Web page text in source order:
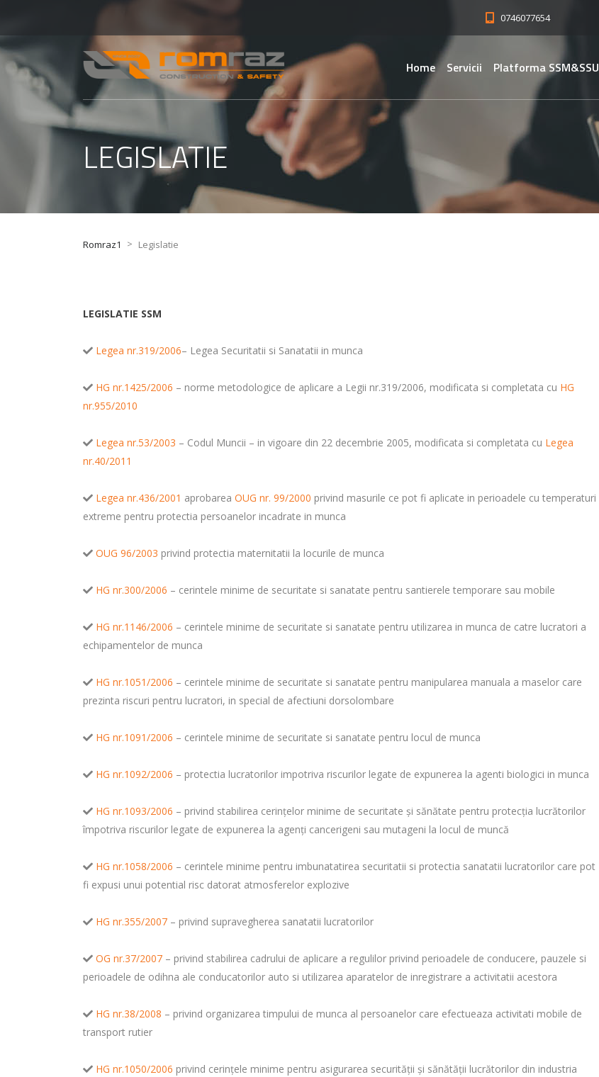
0746077654
Home Servicii Platforma SSM&SSU
LEGISLATIE
Romraz1 > Legislatie
LEGISLATIE SSM
Legea nr.319/2006– Legea Securitatii si Sanatatii in munca
HG nr.1425/2006 – norme metodologice de aplicare a Legii nr.319/2006, modificata si completata cu HG
nr.955/2010
Legea nr.53/2003 – Codul Muncii – in vigoare din 22 decembrie 2005, modificata si completata cu Legea
nr.40/2011
Legea nr.436/2001 aprobarea OUG nr. 99/2000 privind masurile ce pot fi aplicate in perioadele cu temperaturi
extreme pentru protectia persoanelor incadrate in munca
OUG 96/2003 privind protectia maternitatii la locurile de munca
HG nr.300/2006 – cerintele minime de securitate si sanatate pentru santierele temporare sau mobile
HG nr.1146/2006 – cerintele minime de securitate si sanatate pentru utilizarea in munca de catre lucratori a
echipamentelor de munca
HG nr.1051/2006 – cerintele minime de securitate si sanatate pentru manipularea manuala a maselor care
prezinta riscuri pentru lucratori, in special de afectiuni dorsolombare
HG nr.1091/2006 – cerintele minime de securitate si sanatate pentru locul de munca
HG nr.1092/2006 – protectia lucratorilor impotriva riscurilor legate de expunerea la agenti biologici in munca
HG nr.1093/2006 – privind stabilirea cerinţelor minime de securitate şi sănătate pentru protecţia lucrătorilor
împotriva riscurilor legate de expunerea la agenţi cancerigeni sau mutageni la locul de muncă
HG nr.1058/2006 – cerintele minime pentru imbunatatirea securitatii si protectia sanatatii lucratorilor care pot
fi expusi unui potential risc datorat atmosferelor explozive
HG nr.355/2007 – privind supravegherea sanatatii lucratorilor
OG nr.37/2007 – privind stabilirea cadrului de aplicare a regulilor privind perioadele de conducere, pauzele si
perioadele de odihna ale conducatorilor auto si utilizarea aparatelor de inregistrare a activitatii acestora
HG nr.38/2008 – privind organizarea timpului de munca al persoanelor care efectueaza activitati mobile de
transport rutier
HG nr.1050/2006 privind cerinţele minime pentru asigurarea securităţii şi sănătăţii lucrătorilor din industria